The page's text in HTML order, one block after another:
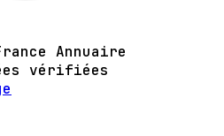
Annuaire
vérifiées